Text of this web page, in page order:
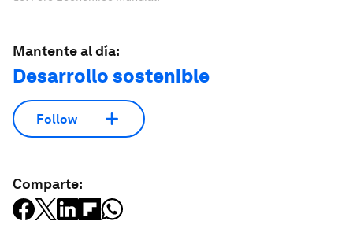
Mantente al día:
Desarrollo sostenible
Follow
Comparte: